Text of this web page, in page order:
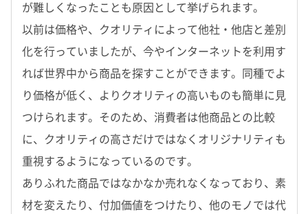
が難しくなったことも原因として挙げられます。
以前は価格や、クオリティによって他社・他店と差別
化を行っていましたが、今やインターネットを利用す
れば世界中から商品を探すことができます。同種でよ
り価格が低く、よりクオリティの高いものも簡単に見
つけられます。そのため、消費者は他商品との比較
に、クオリティの高さだけではなくオリジナリティも
重視するようになっているのです。
ありふれた商品ではなかなか売れなくなっており、素
材を変えたり、付加価値をつけたり、他のモノでは代